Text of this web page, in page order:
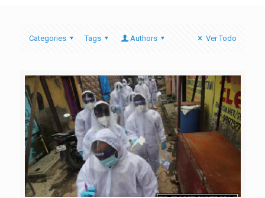
Categories Tags Authors Ver Todo